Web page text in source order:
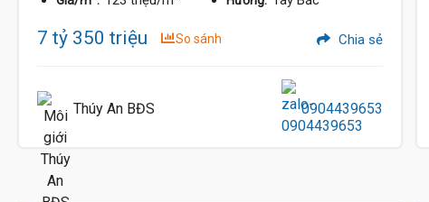
7 tỷ 350 triệu So sánh Chia sẻ
Thúy An BĐS 0904439653